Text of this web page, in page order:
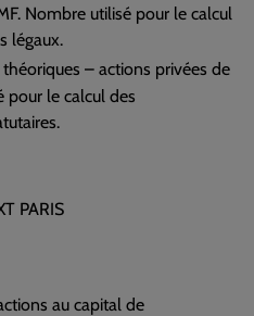
Nombre utilisé pour le calcul
légaux.
– actions privées de
pour le calcul des
PARIS
au capital de